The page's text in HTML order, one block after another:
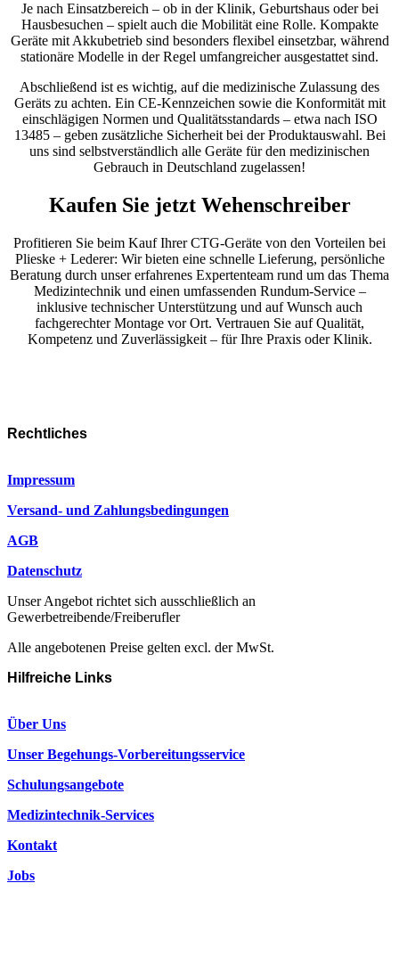
Je nach Einsatzbereich – ob in der Klinik, Geburtshaus oder bei
Hausbesuchen – spielt auch die Mobilität eine Rolle. Kompakte
Geräte mit Akkubetrieb sind besonders flexibel einsetzbar, während
stationäre Modelle in der Regel umfangreicher ausgestattet sind.
Abschließend ist es wichtig, auf die medizinische Zulassung des
Geräts zu achten. Ein CE-Kennzeichen sowie die Konformität mit
einschlägigen Normen und Qualitätsstandards – etwa nach ISO
13485 – geben zusätzliche Sicherheit bei der Produktauswahl. Bei
uns sind selbstverständlich alle Geräte für den medizinischen
Gebrauch in Deutschland zugelassen!
Kaufen Sie jetzt Wehenschreiber
Profitieren Sie beim Kauf Ihrer CTG-Geräte von den Vorteilen bei
Plieske + Lederer: Wir bieten eine schnelle Lieferung, persönliche
Beratung durch unser erfahrenes Expertenteam rund um das Thema
Medizintechnik und einen umfassenden Rundum-Service –
inklusive technischer Unterstützung und auf Wunsch auch
fachgerechter Montage vor Ort. Vertrauen Sie auf Qualität,
Kompetenz und Zuverlässigkeit – für Ihre Praxis oder Klinik.
Rechtliches
Impressum
Versand- und Zahlungsbedingungen
AGB
Datenschutz
Unser Angebot richtet sich ausschließlich an
Gewerbetreibende/Freiberufler
Alle angebotenen Preise gelten excl. der MwSt.
Hilfreiche Links
Über Uns
Unser Begehungs-Vorbereitungsservice
Schulungsangebote
Medizintechnik-Services
Kontakt
Jobs